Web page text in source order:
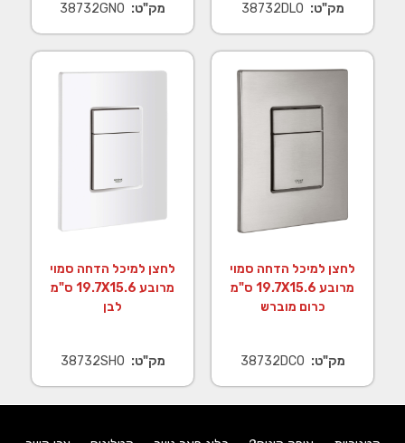
מק"ט: 38732DL0 מק"ט: 38732GN0
לחצן למיכל הדחה סמוי
מרובע 19.7X15.6 ס"מ
כרום מוברש
מק"ט: 38732DC0
לחצן למיכל הדחה סמוי
מרובע 19.7X15.6 ס"מ
לבן
מק"ט: 38732SH0